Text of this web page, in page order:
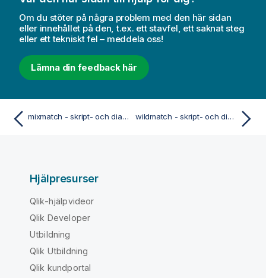
Om du stöter på några problem med den här sidan
eller innehållet på den, t.ex. ett stavfel, ett saknat steg
eller ett tekniskt fel – meddela oss!
Lämna din feedback här
mixmatch - skript- och diagramfunktion wildmatch - skript- och diagramfunktion
Hjälpresurser
Qlik-hjälpvideor
Qlik Developer
Utbildning
Qlik Utbildning
Qlik kundportal